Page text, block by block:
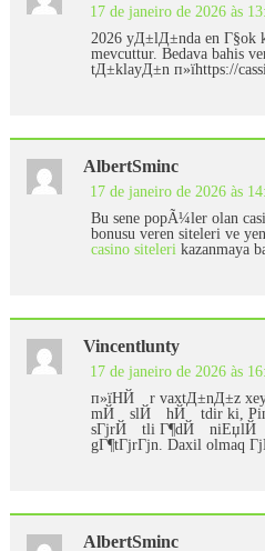
17 de janeiro de 2026 às
2026 yД±lД±nda en Г§ok
mevcuttur. Bedava bahis
tД±klayД±n п»їhttps://
AlbertSminc
17 de janeiro de 2026 às
Bu sene popÃ¼ler olan
bonusu veren siteleri ve
casino siteleri kazanmaya
Vincentlunty
17 de janeiro de 2026 às
п»їHЙ™r vaxtД±nД±z
mЙ™slЙ™hЙ™tdir ki, Pin
sГјrЙ™tli Г¶dЙ™niЕџlЙ™r
gГ¶tГјrГјn. Daxil olmaq
AlbertSminc